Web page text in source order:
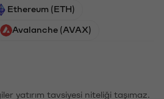
Ethereum (ETH)
Avalanche (AVAX)
yatırım tavsiyesi niteliği taşımaz.